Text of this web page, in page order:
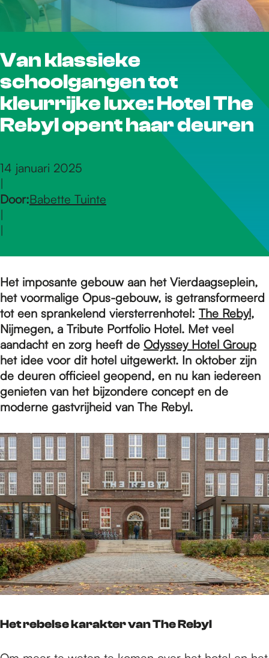
r
d
e
e
p
a
g
e
Van klassieke
schoolgangen tot
kleurrijke luxe: Hotel The
Rebyl opent haar deuren
14 januari 2025
|
Door:Babette Tuinte
|
|
Het imposante gebouw aan het Vierdaagseplein,
het voormalige Opus-gebouw, is getransformeerd
tot een sprankelend viersterrenhotel: The Rebyl,
Nijmegen, a Tribute Portfolio Hotel. Met veel
aandacht en zorg heeft de Odyssey Hotel Group
het idee voor dit hotel uitgewerkt. In oktober zijn
de deuren officieel geopend, en nu kan iedereen
genieten van het bijzondere concept en de
moderne gastvrijheid van The Rebyl.
Het rebelse karakter van The Rebyl